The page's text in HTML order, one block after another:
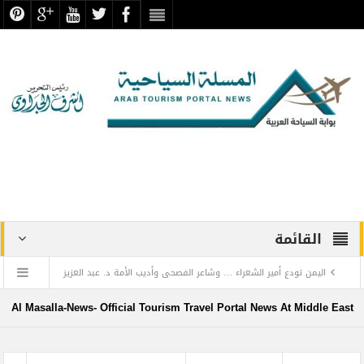
القائمة
اليمن تودع أمير الشعراء … وشاعر الفصحى وأديب الأمة د. عبد العزيز
المقالح
Al Masalla-News- Official Tourism Travel Portal News At Middle East